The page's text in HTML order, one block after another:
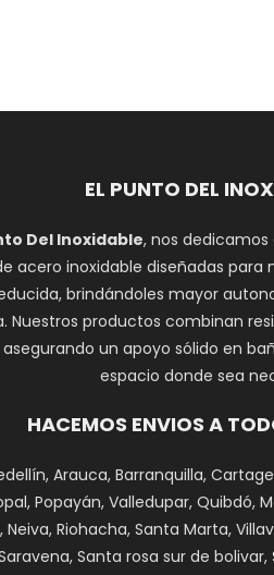
EL PUNTO DEL
Del Inoxidable, nos
acero inoxidable diseñadas para
brindándoles mayor
Nuestros productos combinan
un apoyo sólido en
espacio donde sea
HACEMOS ENVIOS A
Arauca, Barranquilla,
Popayán, Valledupar, Quibdó,
Neiva, Riohacha, Santa Marta,
Santa rosa sur de